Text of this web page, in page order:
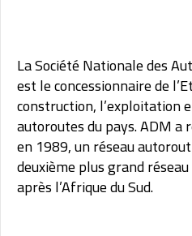
La Société Nationale des
est le concessionnaire de
construction, l’exploitation
autoroutes du pays. ADM a
en 1989, un réseau
deuxième plus grand
après l’Afrique du Sud.